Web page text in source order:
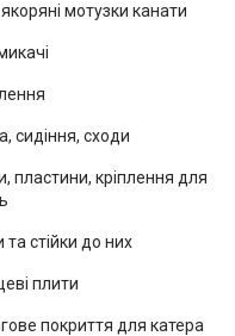
якоряні мотузки канати
сидіння, сходи
пластини, кріплення для
та стійки до них
плити
покриття для катера